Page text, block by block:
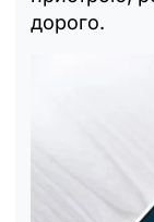
дорого.